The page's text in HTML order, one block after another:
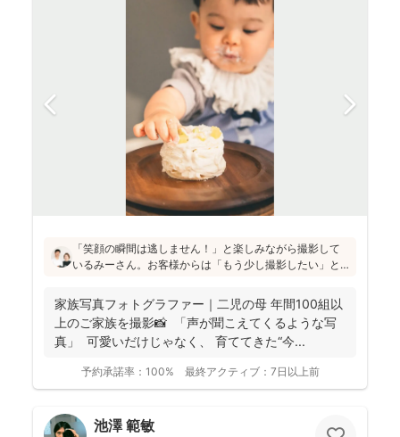
「笑顔の瞬間は逃しません！」と楽しみながら撮影して
いるみーさん。お客様からは「もう少し撮影したい」と
◎納品写真は光を綺麗に仕上げていますので、ポートフ
ォリオで気になった方はぜひ相談してみてください(^^)
家族写真フォトグラファー｜二児の母 年間100組以
上のご家族を撮影📸 「声が聞こえてくるような写
真」 可愛いだけじゃなく、 育ててきた“今...
予約承諾率： 100% 最終アクティブ： 7日以上前
池澤 範敏